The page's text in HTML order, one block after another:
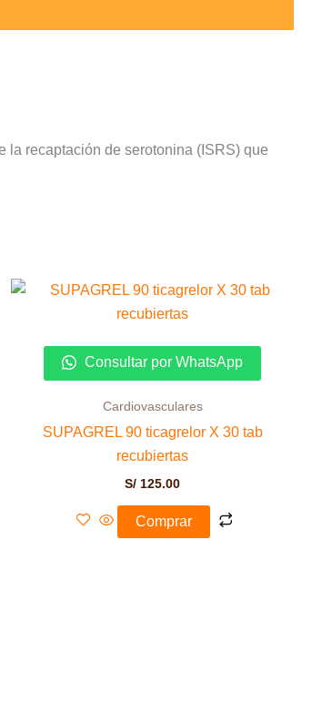
la recaptación de serotonina (ISRS) que
Consultar por WhatsApp
Cardiovasculares
SUPAGREL 90 ticagrelor X 30 tab
recubiertas
S/ 125.00
Comprar